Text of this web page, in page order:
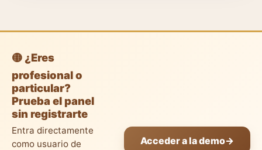
🟡 ¿Eres
profesional o
particular?
Prueba el panel
sin registrarte
Entra directamente
como usuario de
Acceder a la demo→